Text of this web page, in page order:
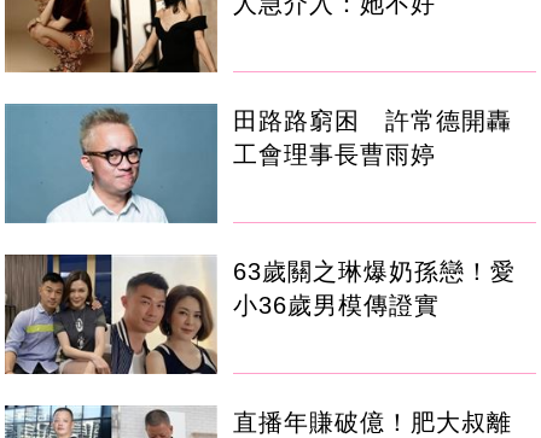
田路路窮困 許常德開轟
工會理事長曹雨婷
63歲關之琳爆奶孫戀！愛
小36歲男模傳證實
直播年賺破億！肥大叔離